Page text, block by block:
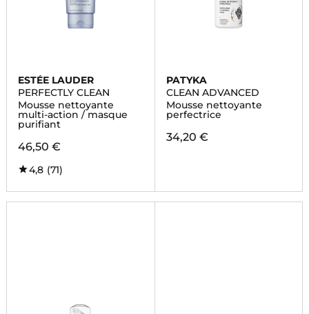
ESTÉE LAUDER
PERFECTLY CLEAN
Mousse nettoyante
multi-action / masque
purifiant
46,50 €
4,8 (71)
PATYKA
CLEAN ADVANCED
Mousse nettoyante
perfectrice
34,20 €